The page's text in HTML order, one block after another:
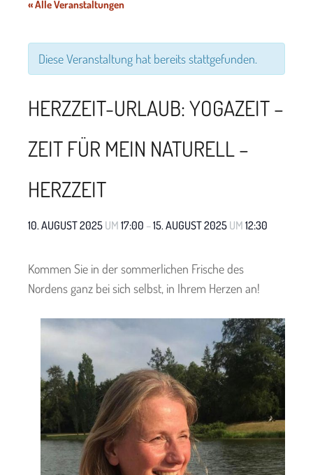
« Alle Veranstaltungen
Diese Veranstaltung hat bereits stattgefunden.
HERZZEIT-URLAUB: YOGAZEIT –
ZEIT FÜR MEIN NATURELL –
HERZZEIT
10. AUGUST 2025 UM 17:00 –15. AUGUST 2025 UM 12:30
Kommen Sie in der sommerlichen Frische des
Nordens ganz bei sich selbst, in Ihrem Herzen an!